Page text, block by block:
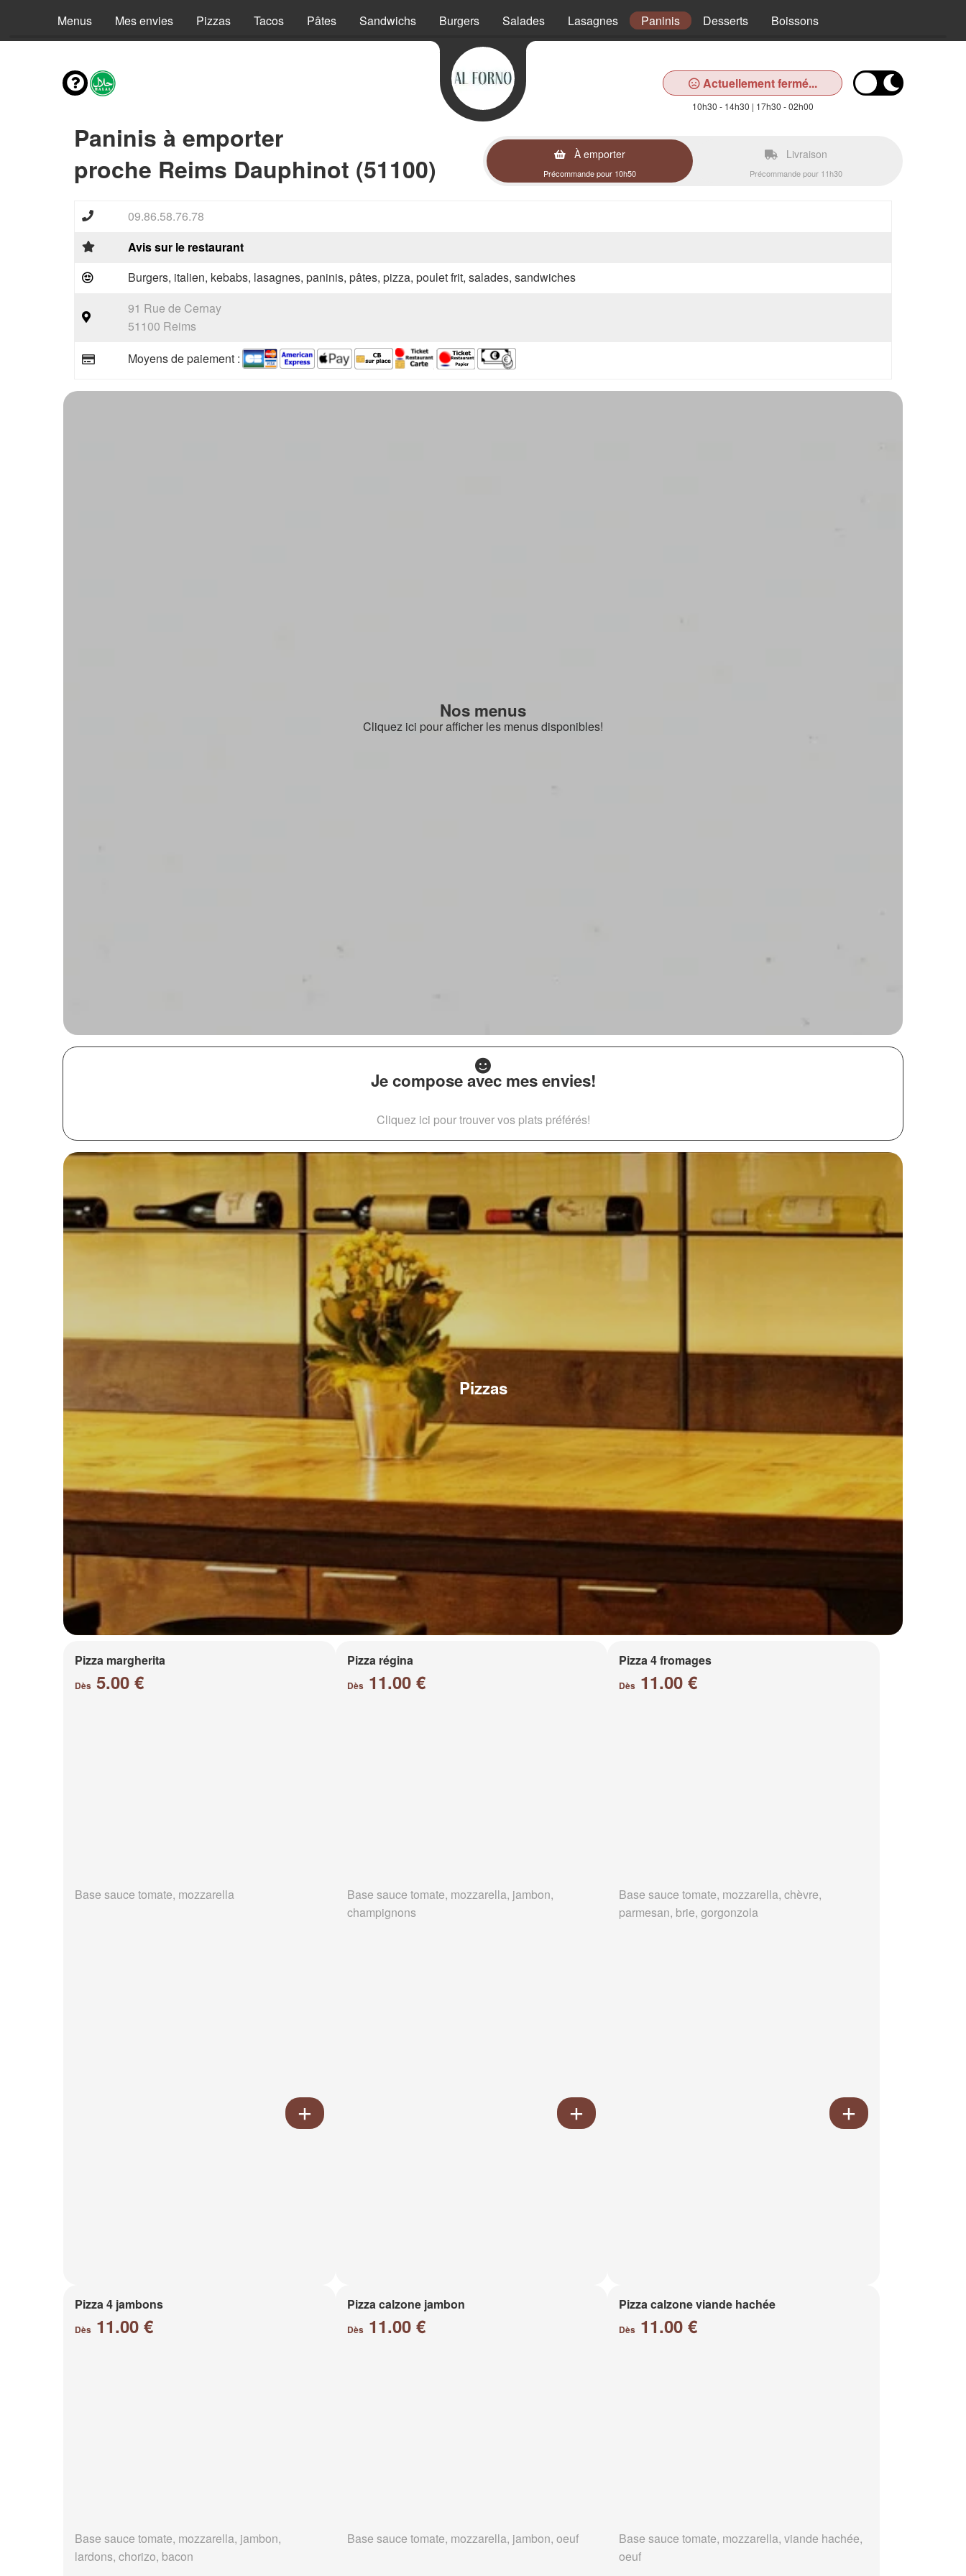
Menus Mes envies Pizzas Tacos Pâtes Sandwichs Burgers Salades Lasagnes Paninis Desserts Boissons
Actuellement fermé...
10h30 - 14h30 | 17h30 - 02h00
Paninis à emporter
proche Reims Dauphinot (51100)
À emporter
Précommande pour 10h50
Livraison
Précommande pour 11h30
09.86.58.76.78
Avis sur le restaurant
Burgers, italien, kebabs, lasagnes, paninis, pâtes, pizza, poulet frit, salades, sandwiches
91 Rue de Cernay
51100 Reims
Moyens de paiement :
Nos menus
Cliquez ici pour afficher les menus disponibles!
Je compose avec mes envies!
Cliquez ici pour trouver vos plats préférés!
Pizzas
Pizza margherita
Dès 5.00 €
Base sauce tomate, mozzarella
Pizza régina
Dès11.00 €
Base sauce tomate, mozzarella, jambon,
champignons
Pizza 4 fromages
Dès 11.00 €
Base sauce tomate, mozzarella, chèvre,
parmesan, brie, gorgonzola
Pizza 4 jambons
Dès 11.00 €
Base sauce tomate, mozzarella, jambon,
lardons, chorizo, bacon
Pizza calzone jambon
Dès11.00 €
Base sauce tomate, mozzarella, jambon, oeuf
Pizza calzone viande hachée
Dès 11.00 €
Base sauce tomate, mozzarella, viande hachée,
oeuf